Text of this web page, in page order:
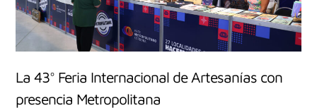
La 43° Feria Internacional de Artesanías con
presencia Metropolitana